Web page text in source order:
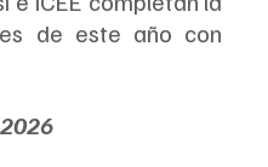
de este año con